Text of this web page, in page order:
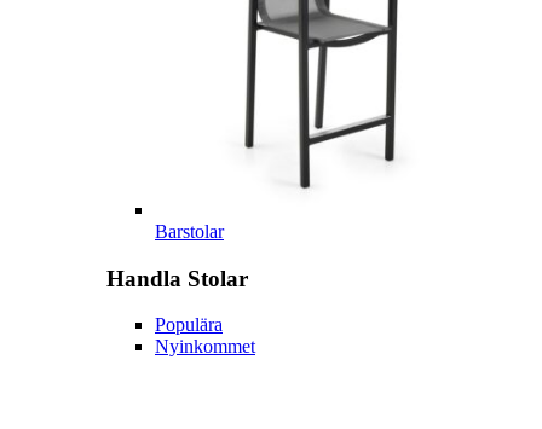
Barstolar
Handla Stolar
Populära
Nyinkommet